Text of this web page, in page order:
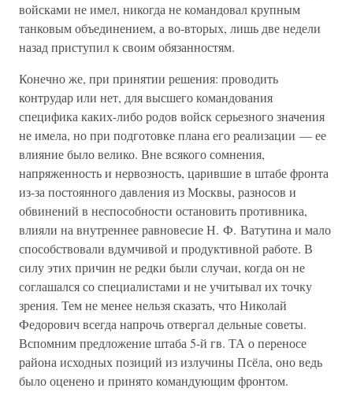
войсками не имел, никогда не командовал крупным
танковым объединением, а во-вторых, лишь две недели
назад приступил к своим обязанностям.
Конечно же, при принятии решения: проводить
контрудар или нет, для высшего командования
специфика каких-либо родов войск серьезного значения
не имела, но при подготовке плана его реализации — ее
влияние было велико. Вне всякого сомнения,
напряженность и нервозность, царившие в штабе фронта
из-за постоянного давления из Москвы, разносов и
обвинений в неспособности остановить противника,
влияли на внутреннее равновесие Н. Ф. Ватутина и мало
способствовали вдумчивой и продуктивной работе. В
силу этих причин не редки были случаи, когда он не
соглашался со специалистами и не учитывал их точку
зрения. Тем не менее нельзя сказать, что Николай
Федорович всегда напрочь отвергал дельные советы.
Вспомним предложение штаба 5-й гв. ТА о переносе
района исходных позиций из излучины Псёла, оно ведь
было оценено и принято командующим фронтом.